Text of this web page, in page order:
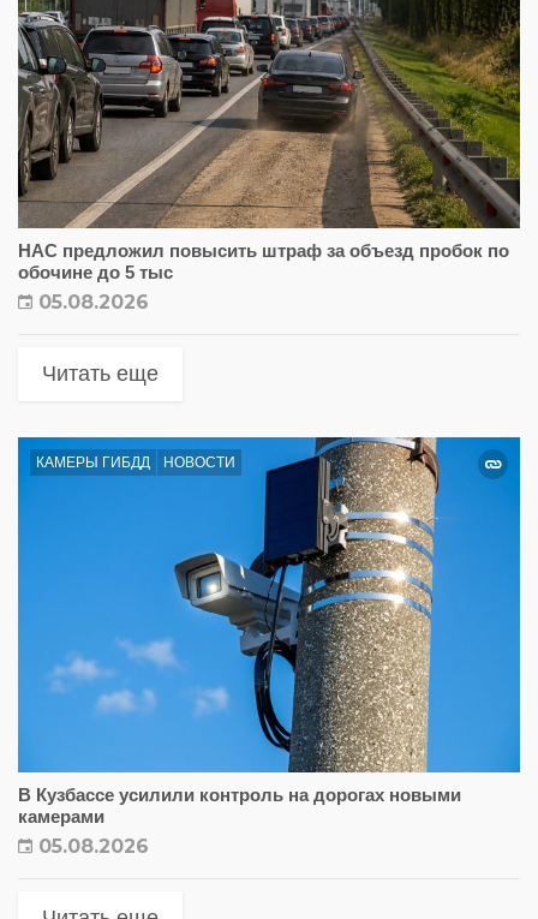
НАС предложил повысить штраф за объезд пробок по
обочине до 5 тыс
05.08.2026
Читать еще
КАМЕРЫ ГИБДД НОВОСТИ
В Кузбассе усилили контроль на дорогах новыми
камерами
05.08.2026